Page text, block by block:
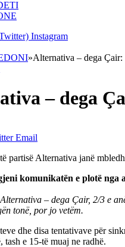
Instagram
»Alternativa – dega Çair:
– dega
Email
partisë Alternativa janë
komunikatën e plotë
– dega Çair, 2/3 e
tonë, por jo vetëm.
dhe disa tentativave për
tash e 15-të muaj ne radhë.